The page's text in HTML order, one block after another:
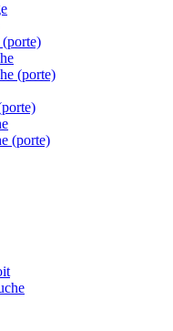
(porte)
(porte)